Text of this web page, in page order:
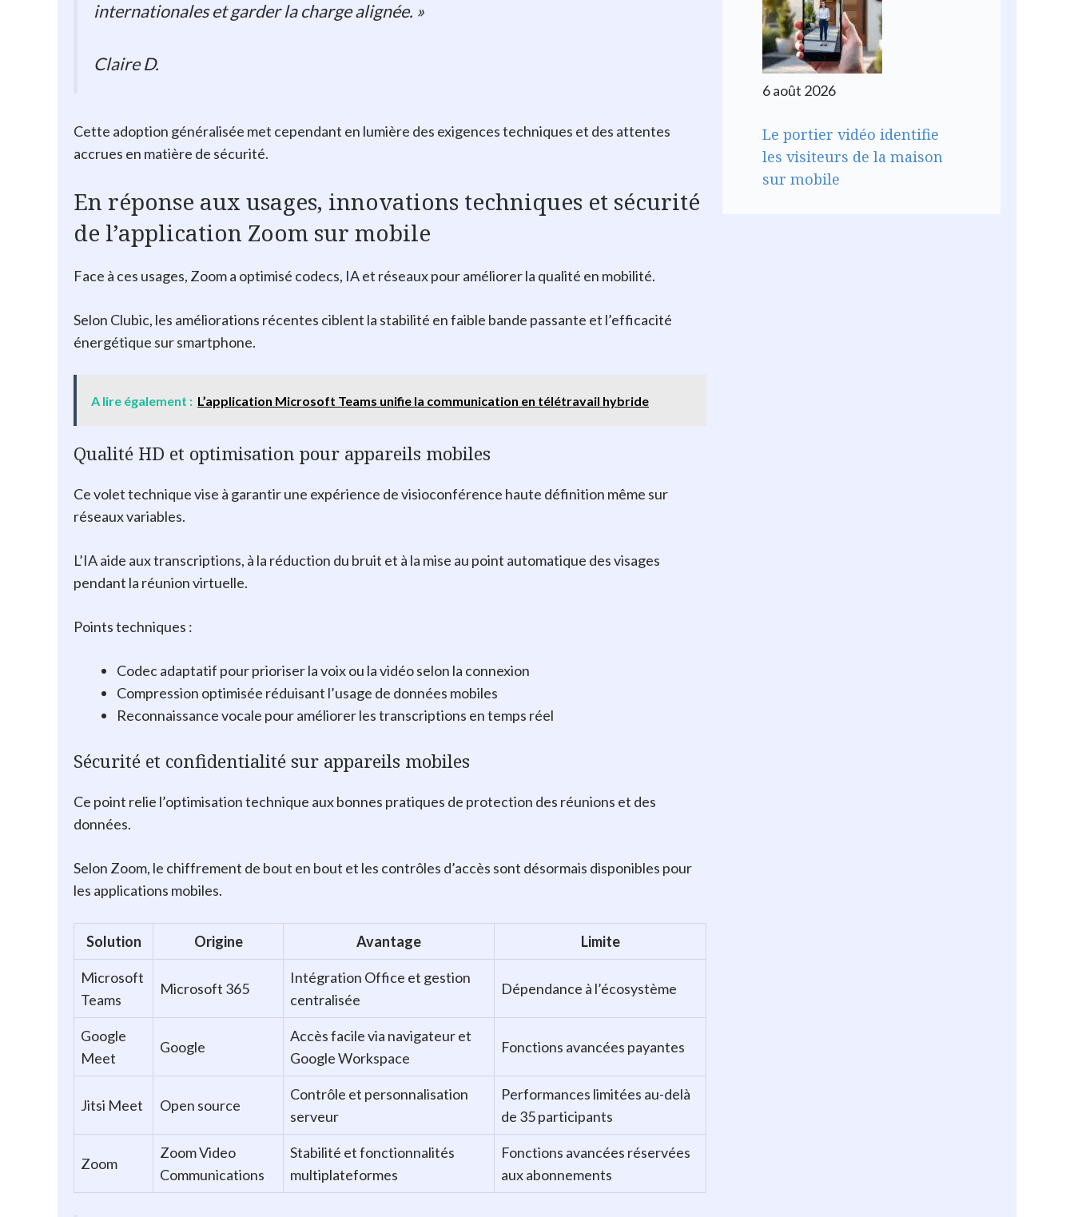
internationales et garder la charge alignée. »
Claire D.
Cette adoption généralisée met cependant en lumière des exigences techniques et des attentes
accrues en matière de sécurité.
En réponse aux usages, innovations techniques et sécurité
de l’application Zoom sur mobile
Face à ces usages, Zoom a optimisé codecs, IA et réseaux pour améliorer la qualité en mobilité.
Selon Clubic, les améliorations récentes ciblent la stabilité en faible bande passante et l’efficacité
énergétique sur smartphone.
A lire également : L’application Microsoft Teams unifie la communication en télétravail hybride
Qualité HD et optimisation pour appareils mobiles
Ce volet technique vise à garantir une expérience de visioconférence haute définition même sur
réseaux variables.
L’IA aide aux transcriptions, à la réduction du bruit et à la mise au point automatique des visages
pendant la réunion virtuelle.
Points techniques :
Codec adaptatif pour prioriser la voix ou la vidéo selon la connexion
Compression optimisée réduisant l’usage de données mobiles
Reconnaissance vocale pour améliorer les transcriptions en temps réel
Sécurité et confidentialité sur appareils mobiles
Ce point relie l’optimisation technique aux bonnes pratiques de protection des réunions et des
données.
Selon Zoom, le chiffrement de bout en bout et les contrôles d’accès sont désormais disponibles pour
les applications mobiles.
Solution Origine Avantage Limite
Microsoft
Teams
Microsoft 365
Intégration Office et gestion
centralisée
Dépendance à l’écosystème
Google
Meet
Google
Accès facile via navigateur et
Google Workspace
Fonctions avancées payantes
Jitsi Meet Open source
Contrôle et personnalisation
serveur
Performances limitées au-delà
de 35 participants
Zoom
Zoom Video
Communications
Stabilité et fonctionnalités
multiplateformes
Fonctions avancées réservées
aux abonnements
6 août 2026
Le portier vidéo identifie
les visiteurs de la maison
sur mobile